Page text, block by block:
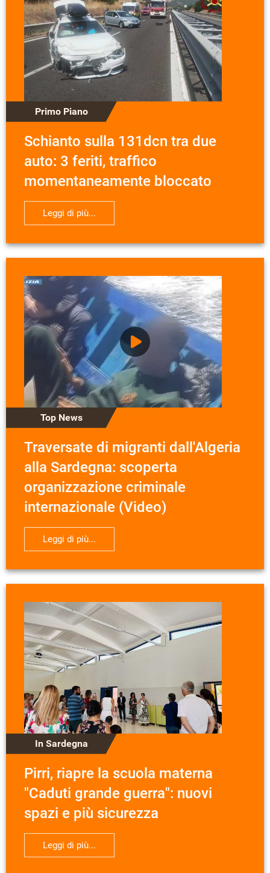
Primo Piano
Schianto sulla 131dcn tra due
auto: 3 feriti, traffico
momentaneamente bloccato
Leggi di più...
Top News
Traversate di migranti dall'Algeria
alla Sardegna: scoperta
organizzazione criminale
internazionale (Video)
Leggi di più...
In Sardegna
Pirri, riapre la scuola materna
"Caduti grande guerra": nuovi
spazi e più sicurezza
Leggi di più...